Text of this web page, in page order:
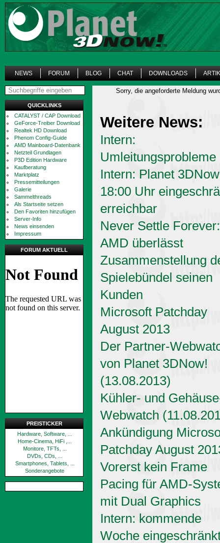
NEWS FORUM BLOG CHAT DOWNLOADS
QUICKLINKS
CATALYST / CAP Download
GeForce-Treiber Download
Realtek HD Download
Phenom Config-Guide
AMD Mainboard-Datenbank
Netzteil Grundlagen
P3D Edition Hardware
Kaufberatung
Marktplatz
Pressemitteilungen
Galerie
Sammelthreads
Als Startseite setzen
Den Favoriten hinzufügen
Server-Info
News einsenden
Impressum
FORUM AKTUELL
PREISTICKER
Hardware, Software, ...
Home-Cinema, HiFi ,...
Monitore, TFTs, ...
DVDs, CDs, ...
Smartphones, Tablets, ...
Sonderangebote
Sorry, die angeforderte Meldung
Weitere News:
Intern:
Umleitungsprobleme
Intern: Planet
18:00 Uhr
erreichbar
Never Settle Forever:
AMD überlässt
Zusammenstellung
Spielebündel seinen
Kunden
Microsoft Patchday
August 2013
Der Partner-
von Planet 3DNow!
(13.08.2013)
Kühler- und
Webwatch
Ankündigung
Patchday August
Vorerst kein Frame
Pacing für AMD-
mit Dual Graphics
Intern: kommende
Woche